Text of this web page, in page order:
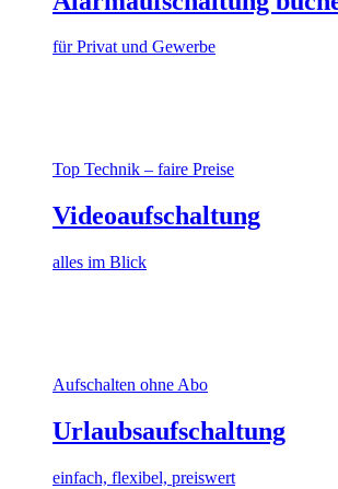
für Privat und Gewerbe
Top Technik – faire Preise
Videoaufschaltung
alles im Blick
Aufschalten ohne Abo
Urlaubsaufschaltung
einfach, flexibel, preiswert